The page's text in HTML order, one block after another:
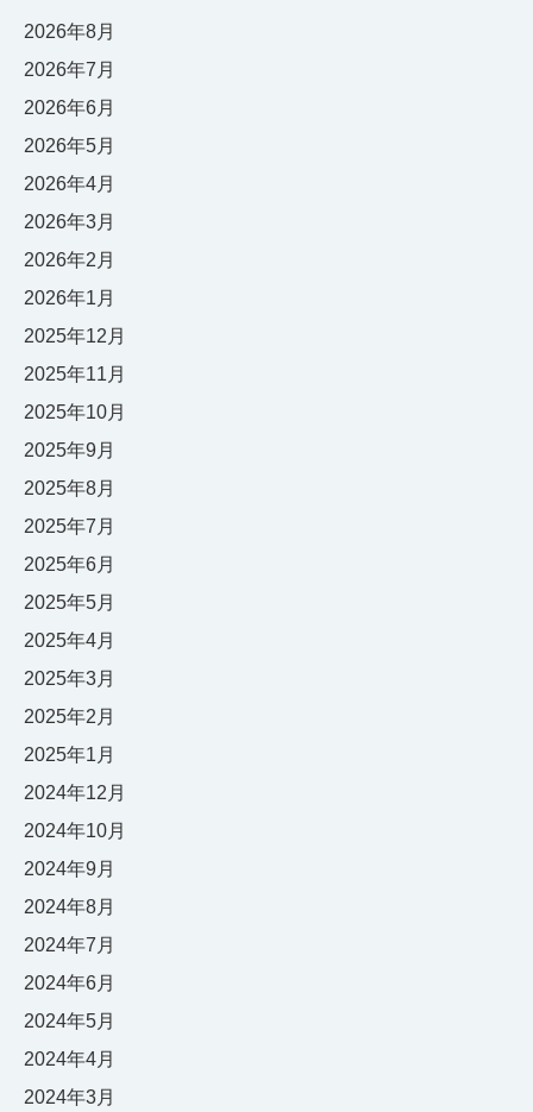
2026年8月
2026年7月
2026年6月
2026年5月
2026年4月
2026年3月
2026年2月
2026年1月
2025年12月
2025年11月
2025年10月
2025年9月
2025年8月
2025年7月
2025年6月
2025年5月
2025年4月
2025年3月
2025年2月
2025年1月
2024年12月
2024年10月
2024年9月
2024年8月
2024年7月
2024年6月
2024年5月
2024年4月
2024年3月